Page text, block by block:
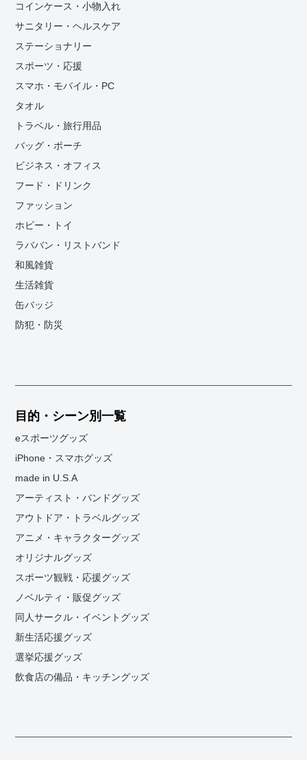
コインケース・小物入れ
サニタリー・ヘルスケア
ステーショナリー
スポーツ・応援
スマホ・モバイル・PC
タオル
トラベル・旅行用品
バッグ・ポーチ
ビジネス・オフィス
フード・ドリンク
ファッション
ホビー・トイ
ラババン・リストバンド
和風雑貨
生活雑貨
缶バッジ
防犯・防災
目的・シーン別一覧
eスポーツグッズ
iPhone・スマホグッズ
made in U.S.A
アーティスト・バンドグッズ
アウトドア・トラベルグッズ
アニメ・キャラクターグッズ
オリジナルグッズ
スポーツ観戦・応援グッズ
ノベルティ・販促グッズ
同人サークル・イベントグッズ
新生活応援グッズ
選挙応援グッズ
飲食店の備品・キッチングッズ